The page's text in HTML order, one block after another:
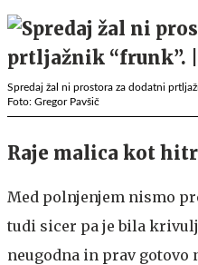
Spredaj žal ni prostora za dodatni
Foto: Gregor Pavšič
Raje malica kot
Med polnjenjem nismo
tudi sicer pa je bila
neugodna in prav gotovo